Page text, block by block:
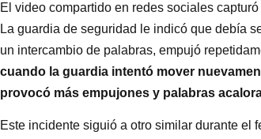
El video compartido en redes sociales
La guardia de seguridad le indicó que debía
un intercambio de palabras, empujó
cuando la guardia intentó mover
provocó más empujones y palabras
Este incidente siguió a otro similar durante el